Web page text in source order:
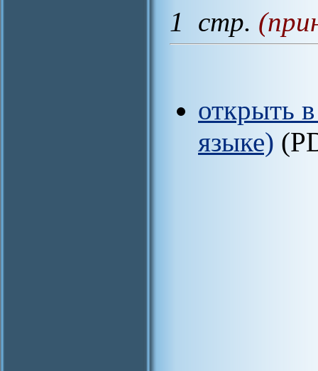
1 стр.
открыть
языке)